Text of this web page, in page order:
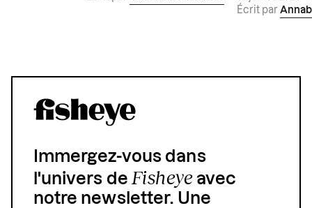
Écrit par
Immergez-vous dans
l'univers de Fisheyeavec
notre newsletter. Une